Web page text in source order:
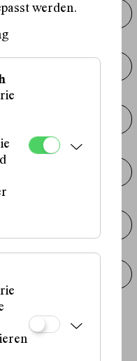
Audio Player
werden.